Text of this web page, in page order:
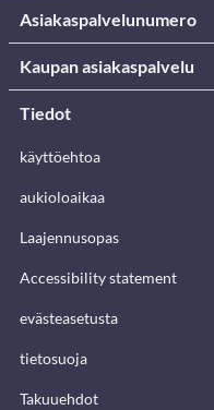
Asiakaspalvelunumero
Kaupan asiakaspalvelu
Tiedot
käyttöehtoa
aukioloaikaa
Laajennusopas
Accessibility statement
evästeasetusta
tietosuoja
Takuuehdot